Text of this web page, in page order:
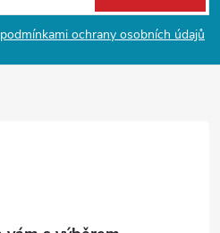
podmínkami ochrany osobních údajů